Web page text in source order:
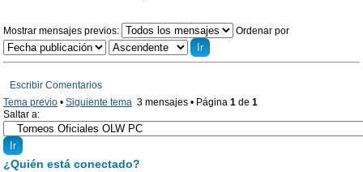
Mostrar mensajes previos: Ordenar por
Escribir Comentarios
Tema previo • Siguiente tema 3 mensajes • Página 1 de 1
Saltar a:
¿Quién está conectado?